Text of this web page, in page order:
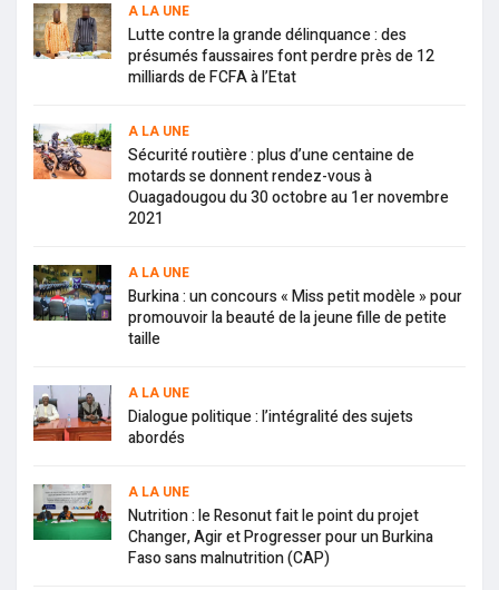
A LA UNE
Lutte contre la grande délinquance : des
présumés faussaires font perdre près de 12
milliards de FCFA à l’Etat
A LA UNE
Sécurité routière : plus d’une centaine de
motards se donnent rendez-vous à
Ouagadougou du 30 octobre au 1er novembre
2021
A LA UNE
Burkina : un concours « Miss petit modèle » pour
promouvoir la beauté de la jeune fille de petite
taille
A LA UNE
Dialogue politique : l’intégralité des sujets
abordés
A LA UNE
Nutrition : le Resonut fait le point du projet
Changer, Agir et Progresser pour un Burkina
Faso sans malnutrition (CAP)